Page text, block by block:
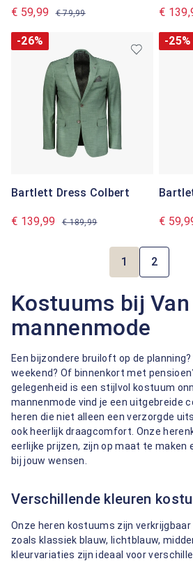
€ 59,99 € 79,99 €
-26%
Bartlett Dress Colbert
€ 139,99 € 189,99
-25%
€
Pagina
1
Pagina
2
Kostuums bij Van
mannenmode
Een bijzondere bruiloft op de
weekend? Of binnenkort met
gelegenheid is een stijlvol kostuum
mannenmode vind je een uitgebreide
heren die niet alleen een verzorgde
ook heerlijk draagcomfort. Onze
eerlijke prijzen, zijn op maat te maken
bij jouw wensen.
Verschillende kleuren
Onze heren kostuums zijn verkrijgbaar
zoals klassiek blauw, lichtblauw,
kleurvariaties zijn ideaal voor